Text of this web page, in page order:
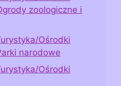
zoologiczne i
Ośrodki
narodowe
Ośrodki